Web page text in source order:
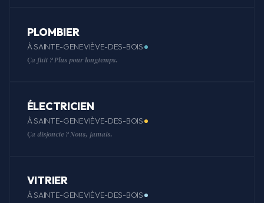
PLOMBIER
À SAINTE-GENEVIÈVE-DES-BOIS
Ça fuit ? Plus pour longtemps.
ÉLECTRICIEN
À SAINTE-GENEVIÈVE-DES-BOIS
Ça disjoncte ? Nous, jamais.
VITRIER
À SAINTE-GENEVIÈVE-DES-BOIS